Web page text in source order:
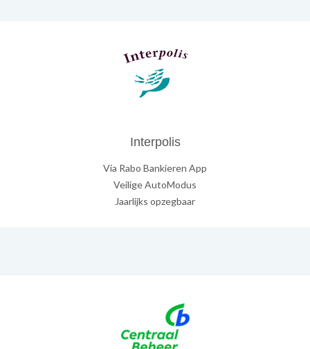
Interpolis
Via Rabo Bankieren App
Veilige AutoModus
Jaarlijks opzegbaar